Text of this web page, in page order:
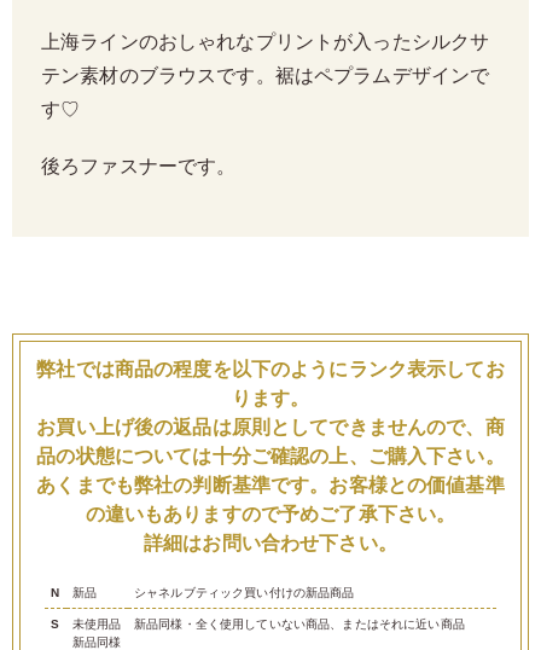
上海ラインのおしゃれなプリントが入ったシルクサ
テン素材のブラウスです。裾はペプラムデザインで
す♡
後ろファスナーです。
弊社では商品の程度を以下のようにランク表示してお
ります。
お買い上げ後の返品は原則としてできませんので、商
品の状態については十分ご確認の上、ご購入下さい。
あくまでも弊社の判断基準です。お客様との価値基準
の違いもありますので予めご了承下さい。
詳細はお問い合わせ下さい。
N 新品 シャネルブティック買い付けの新品商品
S
未使用品
新品同様
新品同様・全く使用していない商品、またはそれに近い商品